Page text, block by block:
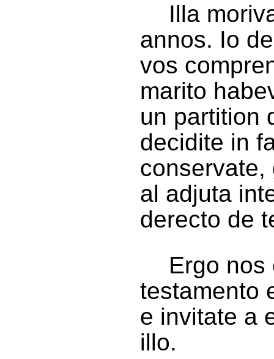
Illa
annos. Io
vos
marito
un partition
decidite in
conservate,
al adjuta
derecto de
Ergo
testamento
e invitate a
illo.